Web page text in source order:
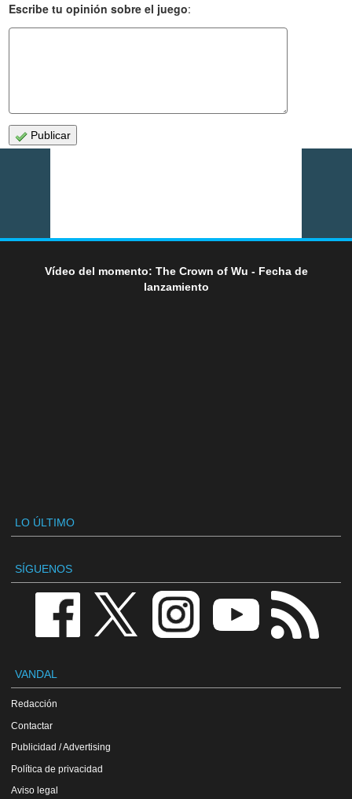
Escribe tu opinión sobre el juego:
Publicar
Vídeo del momento: The Crown of Wu - Fecha de
lanzamiento
LO ÚLTIMO
SÍGUENOS
VANDAL
Redacción
Contactar
Publicidad / Advertising
Política de privacidad
Aviso legal